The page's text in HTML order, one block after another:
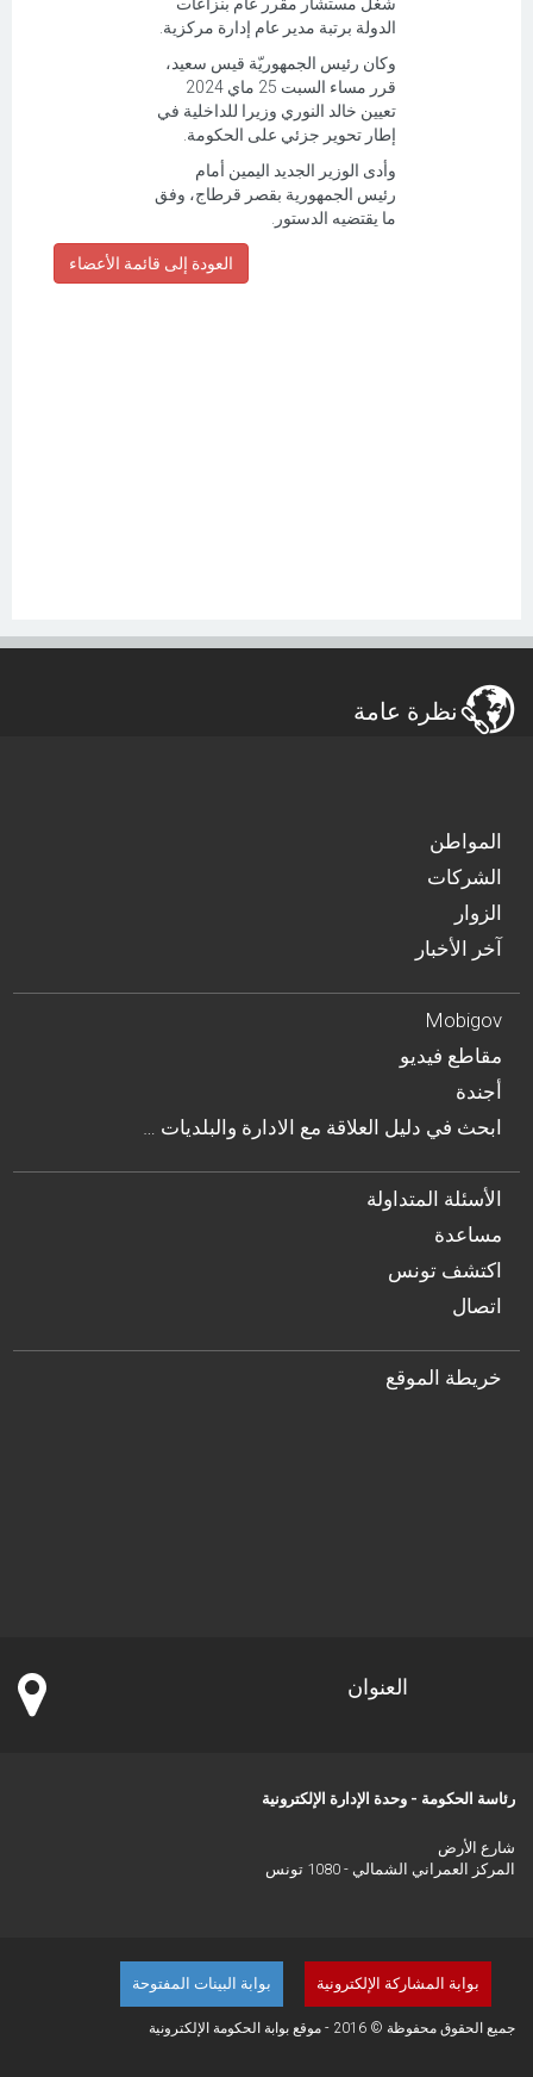
الدولة برتبة مدير عام إدارة مركزية.
وكان رئيس الجمهوريّة قيس سعيد،
قرر مساء السبت 25 ماي 2024
تعيين خالد النوري وزيرا للداخلية في
إطار تحوير جزئي على الحكومة.
وأدى الوزير الجديد اليمين أمام
رئيس الجمهورية بقصر قرطاج، وفق
ما يقتضيه الدستور.
العودة إلى قائمة الأعضاء
نظرة عامة
المواطن
الشركات
الزوار
آخر الأخبار
Mobigov
مقاطع فيديو
أجندة
… ابحث في دليل العلاقة مع الادارة والبلديات
الأسئلة المتداولة
مساعدة
اكتشف تونس
اتصال
خريطة الموقع
العنوان
رئاسة الحكومة - وحدة الإدارة الإلكترونية
شارع الأرض
المركز العمراني الشمالي - 1080 تونس
بوابة البينات المفتوحة بوابة المشاركة الإلكترونية
جميع الحقوق محفوظة © 2016 - موقع بوابة الحكومة الإلكترونية